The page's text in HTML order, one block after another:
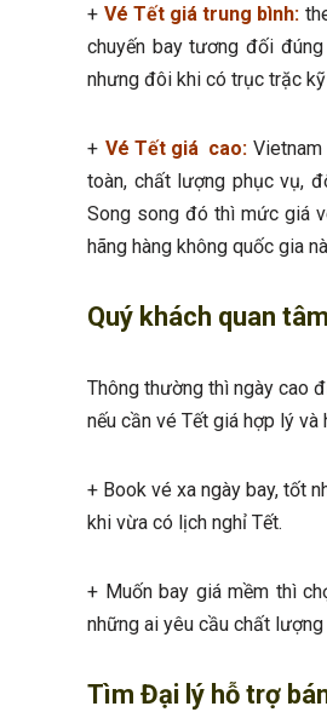
+Vé Tết giá trung bình:
chuyến bay tương đối
nhưng đôi khi có trục trặc
+ Vé Tết giá cao:Vietnam
toàn, chất lượng phục vụ,
Song song đó thì mức giá
hãng hàng không quốc gia
Quý khách quan
Thông thường thì ngày cao
nếu cần vé Tết giá hợp lý
+ Book vé xa ngày bay, tốt
khi vừa có lịch nghỉ Tết.
+ Muốn bay giá mềm thì
những ai yêu cầu chất
Tìm Đại lý hỗ trợ